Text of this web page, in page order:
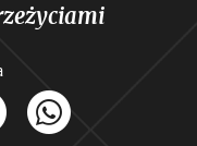
Instagram